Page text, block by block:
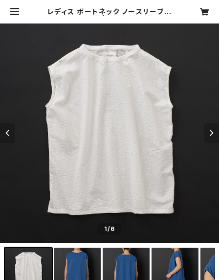
レディス ボートネック ノースリーブ
1/6